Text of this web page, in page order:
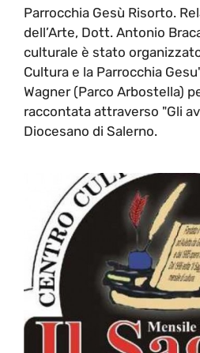
Parrocchia Gesù Risorto.
dell’Arte, Dott. Antonio
culturale è stato
Cultura e la Parrocchia
Wagner (Parco Arbostella)
raccontata attraverso "Gli
Diocesano di Salerno.